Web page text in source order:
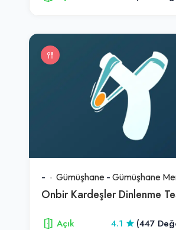
- Gümüşhane - Gümüşhane
Onbir Kardeşler Dinlenme
Açık 4.1 (447